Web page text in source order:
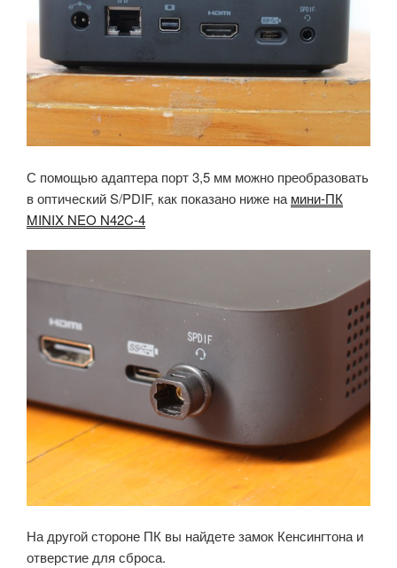
С помощью адаптера порт 3,5 мм можно преобразовать
в оптический S/PDIF, как показано ниже на мини-ПК
MINIX NEO N42C-4
На другой стороне ПК вы найдете замок Кенсингтона и
отверстие для сброса.